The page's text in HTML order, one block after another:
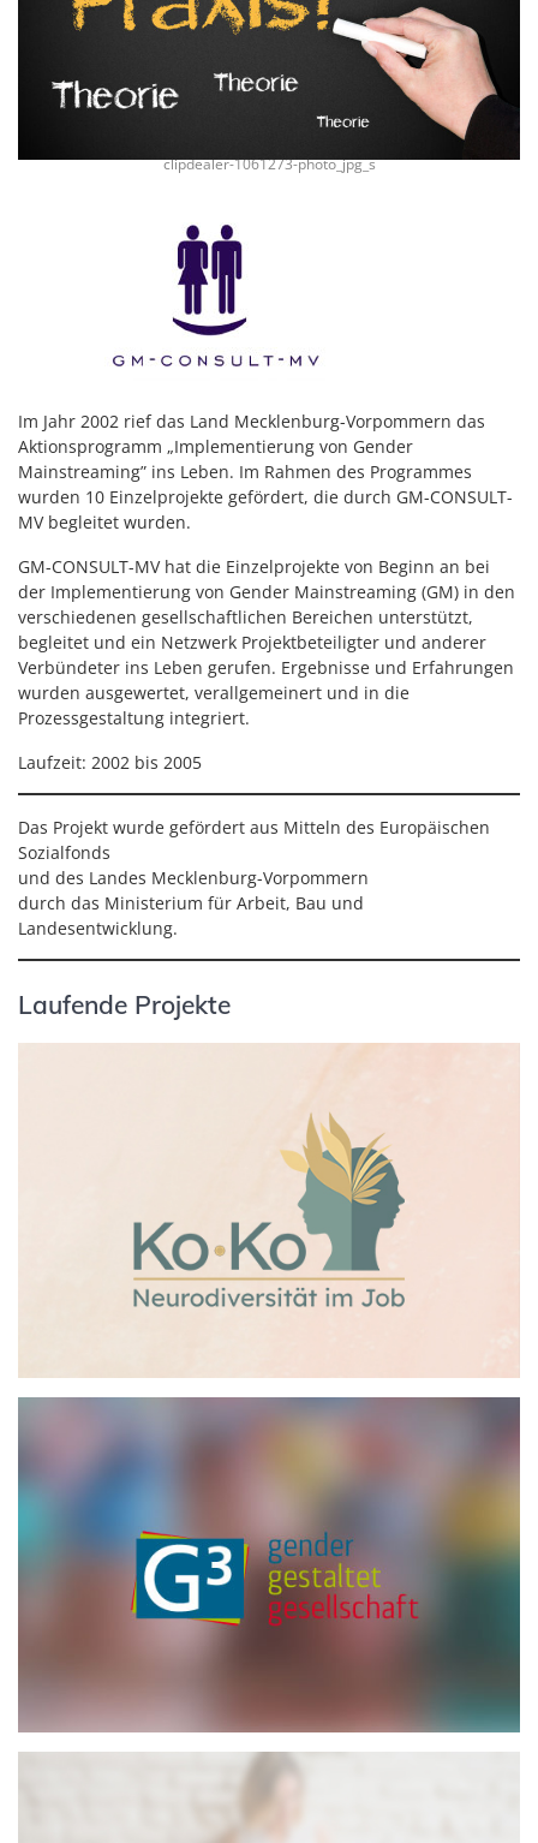
clipdealer-1061273-photo_jpg_s
Im Jahr 2002 rief das Land Mecklenburg-Vorpommern das
Aktionsprogramm „Implementierung von Gender
Mainstreaming” ins Leben. Im Rahmen des Programmes
wurden 10 Einzelprojekte gefördert, die durch GM-CONSULT-
MV begleitet wurden.
GM-CONSULT-MV hat die Einzelprojekte von Beginn an bei
der Implementierung von Gender Mainstreaming (GM) in den
verschiedenen gesellschaftlichen Bereichen unterstützt,
begleitet und ein Netzwerk Projektbeteiligter und anderer
Verbündeter ins Leben gerufen. Ergebnisse und Erfahrungen
wurden ausgewertet, verallgemeinert und in die
Prozessgestaltung integriert.
Laufzeit: 2002 bis 2005
Das Projekt wurde gefördert aus Mitteln des Europäischen
Sozialfonds
und des Landes Mecklenburg-Vorpommern
durch das Ministerium für Arbeit, Bau und
Landesentwicklung.
Laufende Projekte